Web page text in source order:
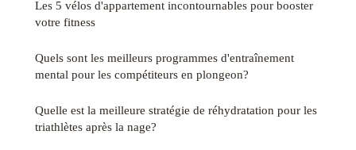
Les 5 vélos d'appartement incontournables pour booster
votre fitness
Quels sont les meilleurs programmes d'entraînement
mental pour les compétiteurs en plongeon?
Quelle est la meilleure stratégie de réhydratation pour les
triathlètes après la nage?